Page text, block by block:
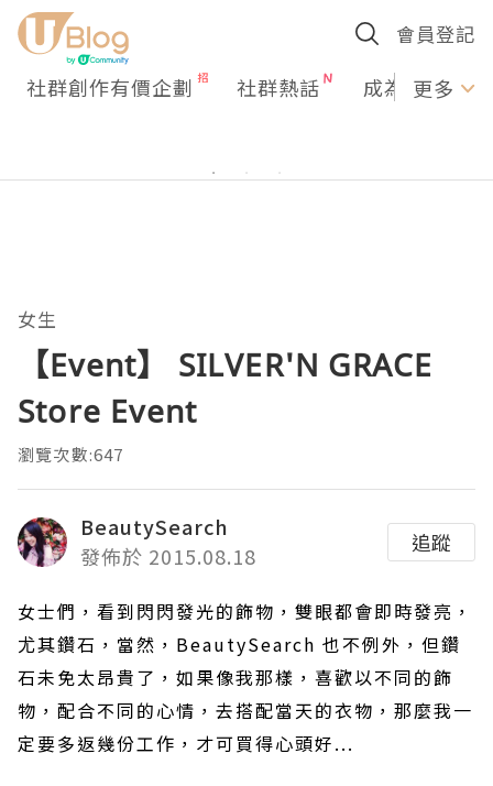
會員登記
社群創作有價企劃 社群熱話 成為U更多
女生
【Event】 SILVER'N GRACE
Store Event
瀏覽次數:647
BeautySearch
發佈於 2015.08.18
追蹤
女士們，看到閃閃發光的飾物，雙眼都會即時發亮，
尤其鑽石，當然， BeautySearch 也不例外，但鑽
石未免太昂貴了，如果像我那樣，喜歡以不同的飾
物，配合不同的心情，去搭配當天的衣物，那麼我一
定要多返幾份工作，才可買得心頭好...